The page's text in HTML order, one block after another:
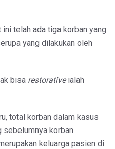
telah ada tiga korban yang
yang dilakukan oleh
bisa restorativeialah
total korban dalam kasus
sebelumnya korban
keluarga pasien di